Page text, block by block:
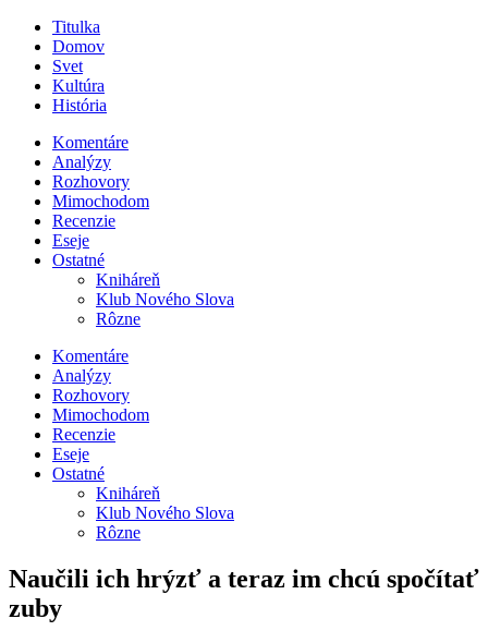
Titulka
Domov
Svet
Kultúra
História
Komentáre
Analýzy
Rozhovory
Mimochodom
Recenzie
Eseje
Ostatné
Kniháreň
Klub Nového Slova
Rôzne
Komentáre
Analýzy
Rozhovory
Mimochodom
Recenzie
Eseje
Ostatné
Kniháreň
Klub Nového Slova
Rôzne
Naučili ich hrýzť a teraz im chcú spočítať
zuby